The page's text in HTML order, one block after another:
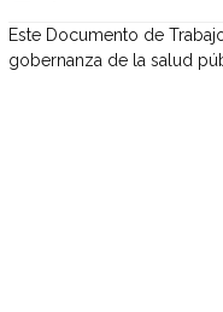
Este Documento de
gobernanza de la salud